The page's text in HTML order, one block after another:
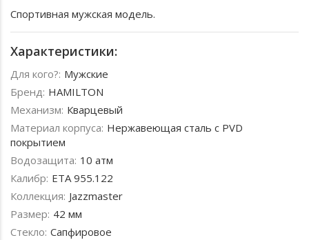
Спортивная мужская модель.
Характеристики:
Для кого?: Мужские
Бренд: HAMILTON
Механизм: Кварцевый
Материал корпуса: Нержавеющая сталь с PVD
покрытием
Водозащита: 10 атм
Калибр: ETA 955.122
Коллекция: Jazzmaster
Размер: 42 мм
Стекло: Сапфировое